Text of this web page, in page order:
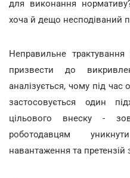
для виконання
хоча й дещо несподіваний
Неправильне
призвести до
аналізується, чому під
застосовується один
цільового внеску -
роботодавцям
навантаження та